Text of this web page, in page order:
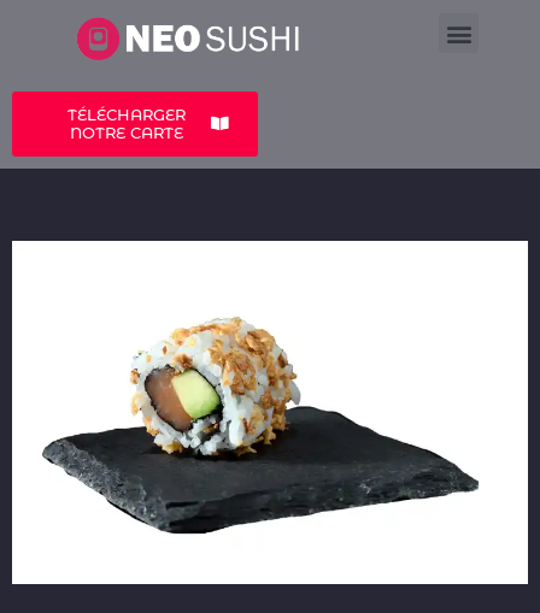
TÉLÉCHARGER
NOTRE CARTE